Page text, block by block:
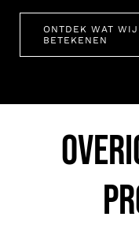
ONTDEK WAT
BETEKENEN